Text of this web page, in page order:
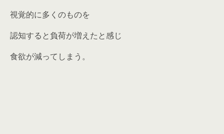
視覚的に多くのものを
認知すると負荷が増えたと感じ
食欲が減ってしまう。